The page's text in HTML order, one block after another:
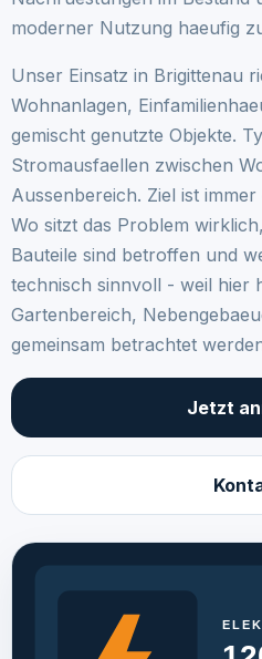
moderner Nutzung haeufig
Unser Einsatz in Brigittenau
Wohnanlagen,
gemischt genutzte Objekte.
Stromausfaellen zwischen
Aussenbereich. Ziel ist
Wo sitzt das Problem
Bauteile sind betroffen und
technisch sinnvoll - weil hier
Gartenbereich,
gemeinsam betrachtet
Jetzt